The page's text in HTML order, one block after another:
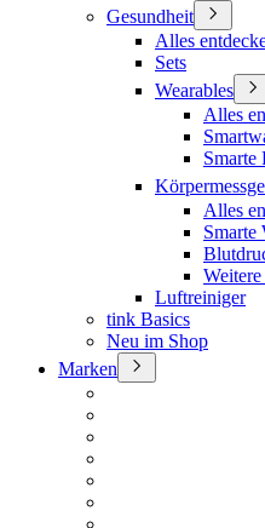
Gesundheit
Alles
Sets
Wearables
Alles
Smarte
Alles
Smarte
Weitere
Luftreiniger
tink Basics
Neu im Shop
Marken